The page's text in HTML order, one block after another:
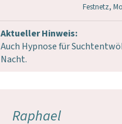
Aktueller Hinweis:
Auch Hypnose für
Nacht.
Festnetz,
Raphael